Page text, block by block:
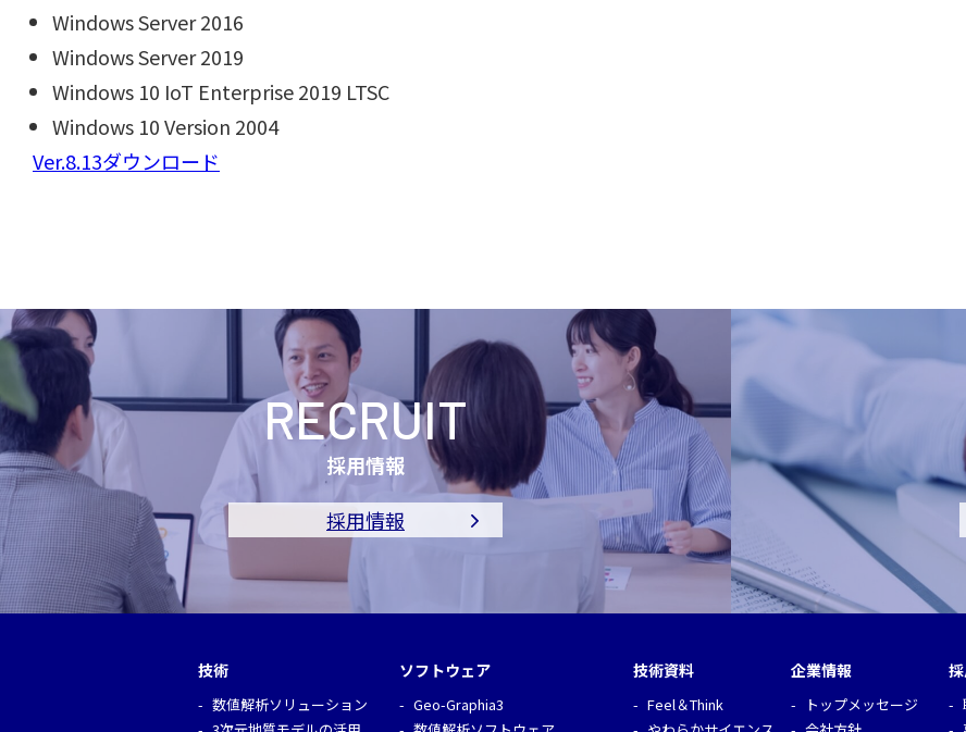
Windows Server 2016
Windows Server 2019
Windows 10 IoT Enterprise 2019 LTSC
Windows 10 Version 2004
Ver.8.13ダウンロード
RECRUIT
採用情報
採用情報
技術
数値解析ソリューション
ソフトウェア
Geo-Graphia3
技術資料
Feel＆Think
企業情報
トップメッセージ